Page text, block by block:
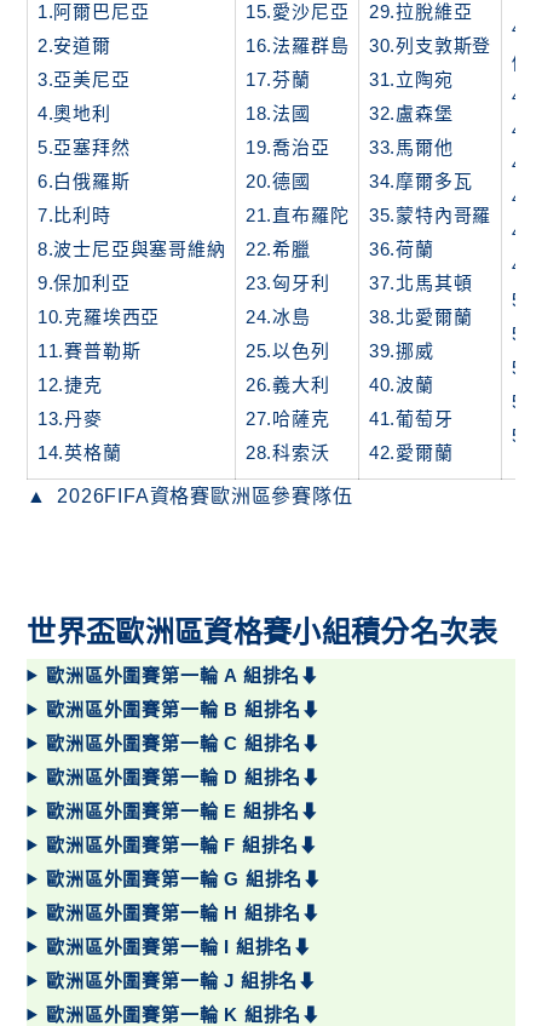
1.阿爾巴尼亞
2.安道爾
3.亞美尼亞
4.奧地利
5.亞塞拜然
6.白俄羅斯
7.比利時
8.波士尼亞與塞哥維納
9.保加利亞
10.克羅埃西亞
11.賽普勒斯
12.捷克
13.丹麥
14.英格蘭
15.愛沙尼亞
16.法羅群島
17.芬蘭
18.法國
19.喬治亞
20.德國
21.直布羅陀
22.希臘
23.匈牙利
24.冰島
25.以色列
26.義大利
27.哈薩克
28.科索沃
29.拉脫維亞
30.列支敦斯登
31.立陶宛
32.盧森堡
33.馬爾他
34.摩爾多瓦
35.蒙特內哥羅
36.荷蘭
37.北馬其頓
38.北愛爾蘭
39.挪威
40.波蘭
41.葡萄牙
42.愛爾蘭
俄
48.
2026FIFA資格賽歐洲區參賽隊伍
世界盃歐洲區資格賽小組積分名次表
歐洲區外圍賽第一輪 A 組排名⬇
歐洲區外圍賽第一輪 B 組排名⬇
歐洲區外圍賽第一輪 C 組排名⬇
歐洲區外圍賽第一輪 D 組排名⬇
歐洲區外圍賽第一輪 E 組排名⬇
歐洲區外圍賽第一輪 F 組排名⬇
歐洲區外圍賽第一輪 G 組排名⬇
歐洲區外圍賽第一輪 H 組排名⬇
歐洲區外圍賽第一輪 I 組排名⬇
歐洲區外圍賽第一輪 J 組排名⬇
歐洲區外圍賽第一輪 K 組排名⬇